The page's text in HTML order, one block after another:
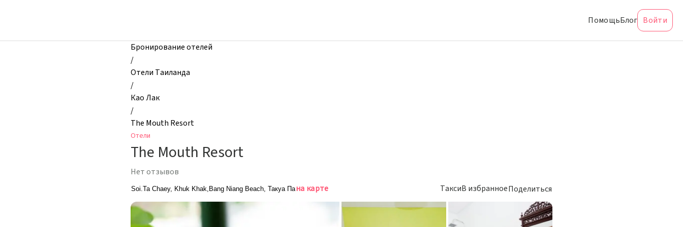
The
ПомощьБлог Войти
Бронирование отелей
/
Отели Таиланда
/
Као Лак
/
The Mouth Resort
Отели
The Mouth Resort
Нет отзывов
Soi.Ta Chaey, Khuk Khak,Bang Niang Beach, Такуа Пана карте ТаксиВ избранноеПоделиться